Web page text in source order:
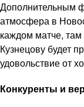
Дополнительным
атмосфера в
каждом матче,
Кузнецову будет
удовольствие от
Конкуренты и